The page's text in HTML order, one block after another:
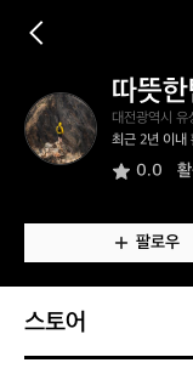
따
뜻
한
가
4
1
7
따뜻
대전광역시 유
최근 2년 이내
0.0
팔로우
스토어